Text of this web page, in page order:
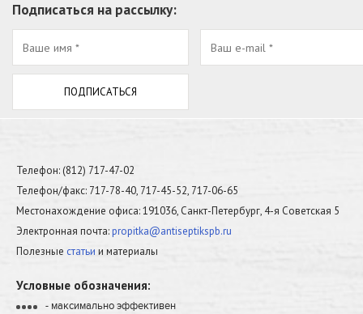
Подписаться на рассылку:
Телефон: (812) 717-47-02
Телефон/факс: 717-78-40, 717-45-52, 717-06-65
Местонахождение офиса: 191036, Санкт-Петербург, 4-я Советская 5
Электронная почта:propitka@antiseptikspb.ru
Полезные статьи и материалы
Условные обозначения:
•••
- максимально эффективен